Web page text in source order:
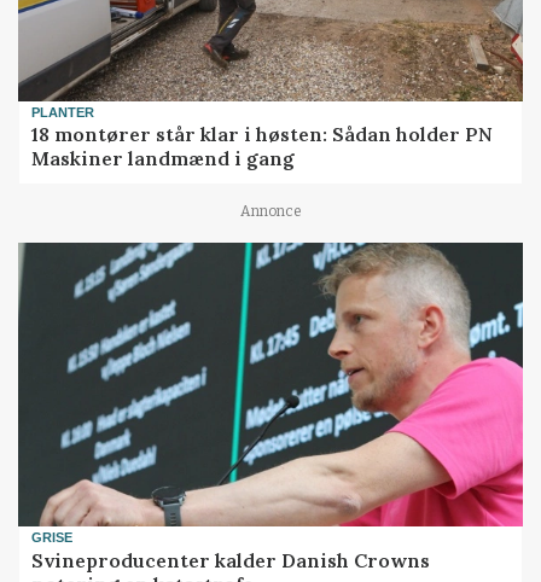
PLANTER
18 montører står klar i høsten: Sådan holder PN
Maskiner landmænd i gang
Annonce
GRISE
Svineproducenter kalder Danish Crowns